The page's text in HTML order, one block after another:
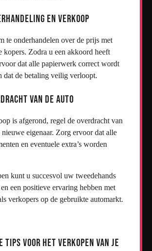
en Verkoop
te onderhandelen over de prijs met
kopers. Zodra u een akkoord heeft
dat alle papierwerk correct wordt
dat de betaling veilig verloopt.
van de Auto
is afgerond, regel de overdracht van
nieuwe eigenaar. Zorg ervoor dat alle
en eventuele extra’s worden
kunt u succesvol uw tweedehands
een positieve ervaring hebben met
verkopers op de gebruikte automarkt.
Tips voor het Verkopen van je